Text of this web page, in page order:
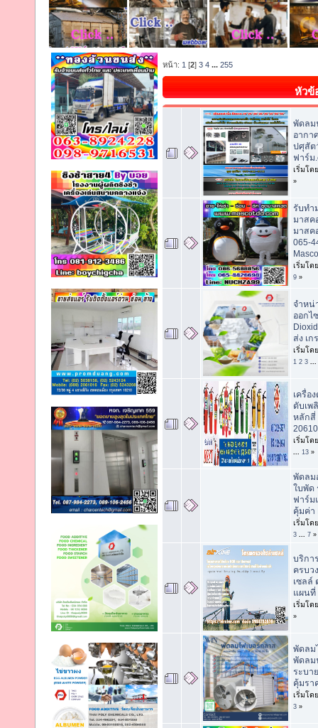
หน้า: 1 [2] 3 4 ... 255
หัวข้
พัดลม
อากา
ปศุสัต
ฟาร์ม
เริ่มโด
»
รับทำ
มาสค
มาสค
065-
เริ่มโด
9 »
จำหน่
ออกไ
ส่ง เก
เริ่มโด
1 2 3 ...
เครื่อ
ดับเพ
หลักสี่
เริ่มโด
... 13 »
พัดลม
ใบพัด
ฟาร์ม
คุ้มค่า
เริ่มโด
3 ... 7 »
บริกา
ครบว
เซลล์
แผนที่
เริ่มโด
»
พัดลม
พัดลม
ระบา
คุ้มรา
เริ่มโด
3 »